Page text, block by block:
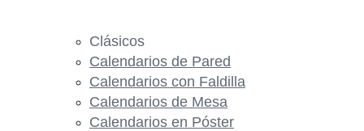
Clásicos
Calendarios de Pared
Calendarios con Faldilla
Calendarios de Mesa
Calendarios en Póster